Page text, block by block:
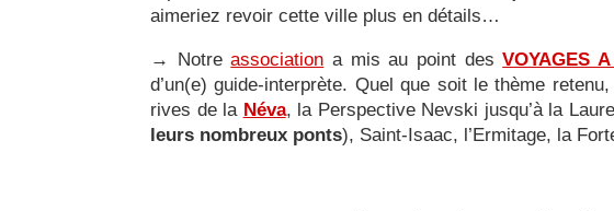
aimeriez revoir cette ville plus en détails…
→ Notreassociation a mis au point desVOYAGES
d’un(e) guide-interprète. Quel que soit le thème
rives de la Néva, la Perspective Nevski jusqu’à la
leurs nombreux ponts), Saint-Isaac, l’Ermitage, la